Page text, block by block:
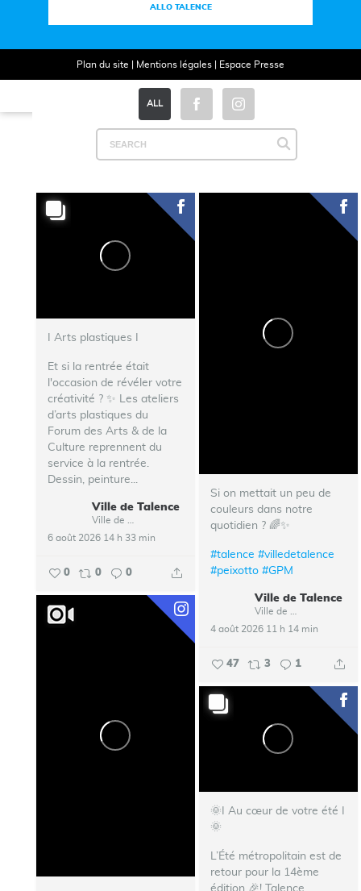
ALL
I Arts plastiques I
Et si la rentrée était
l'occasion de révéler votre
créativité ? ✨ Les ateliers
d’arts plastiques du
Forum des Arts & de la
Culture reprennent du
service à la rentrée.
Dessin, peinture...
Ville de Talence
6 août 2026 14 h 33 min
0 0 0
Si on mettait un peu de
couleurs dans notre
quotidien ? 🌈✨
#talence #villedetalence
#peixotto #GPM
Ville de Talence
4 août 2026 11 h 14 min
47 3 1
🌞I Au cœur de votre été I
🌞
L’Été métropolitain est de
retour pour la 14ème
édition 🎉! Talence
ALLO TALENCE
Plan du site Mentions légales| Espace Presse